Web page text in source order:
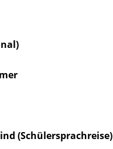
(Schülersprachreise)